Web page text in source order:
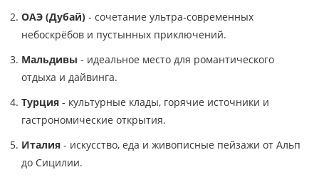
ОАЭ (Дубай) - сочетание ультра‑современных
небоскрёбов и пустынных приключений.
Мальдивы - идеальное место для романтического
отдыха и дайвинга.
Турция - культурные клады, горячие источники и
гастрономические открытия.
Италия - искусство, еда и живописные пейзажи от Альп
до Сицилии.